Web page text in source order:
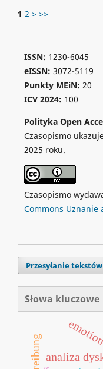
1 2 > >>
ISSN: 1230-6045
eISSN: 3072-5119
Punkty MEiN: 20
ICV 2024: 100
Polityka Open
Czasopismo
2025 roku.
Czasopismo
Commons Uznanie
Przesyłanie tekstów
Słowa kluczowe
analiza